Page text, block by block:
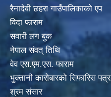
रैनादेवी छहरा गाउँपालिकाको एप
विदा फाराम
सवारी लग बुक
नेपाल संवत् तिथि
वेव एस.एम.एस. फाराम
भुक्तानी कारोबारको सिफारिस पत्र
श्रम संसार